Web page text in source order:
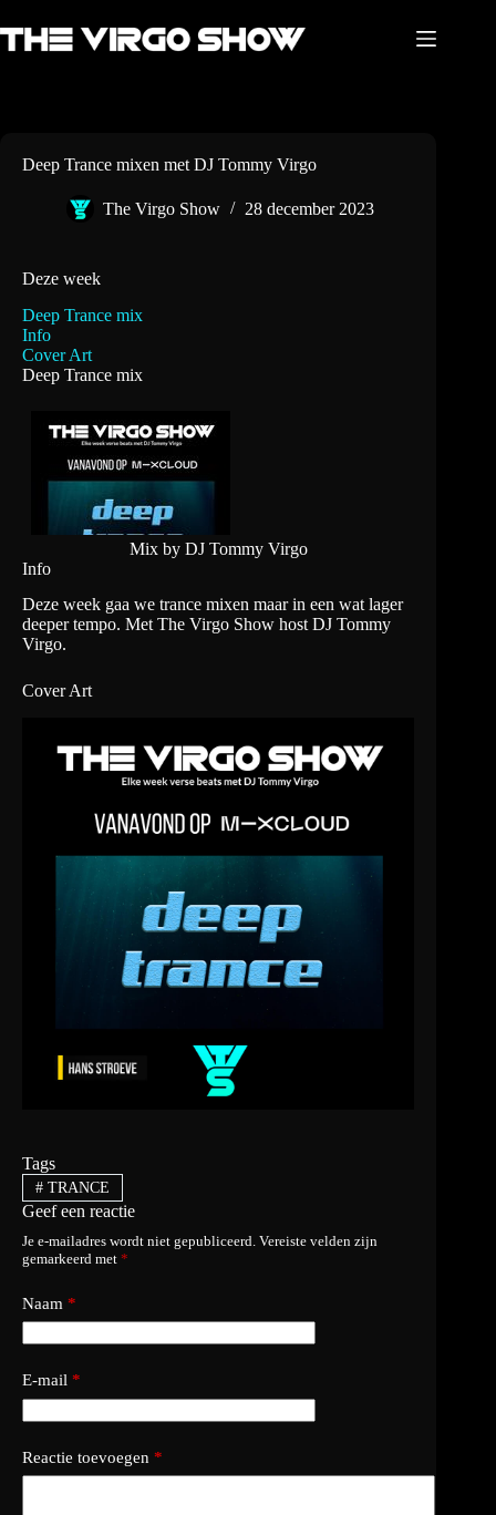
naar
de
Deep Trance mixen met DJ Tommy Virgo
The Virgo Show 28 december 2023
Deze week
Deep Trance mix
Info
Cover Art
Deep Trance mix
Mix by DJ Tommy Virgo
Info
Deze week gaa we trance mixen maar in een wat lager
deeper tempo. Met The Virgo Show host DJ Tommy
Virgo.
Cover Art
Tags
#TRANCE
Geef een reactie
Je e-mailadres wordt niet gepubliceerd. Vereiste velden zijn
gemarkeerd met *
Naam *
E-mail *
Reactie toevoegen *